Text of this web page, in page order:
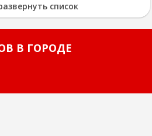
список
В ГОРОДЕ